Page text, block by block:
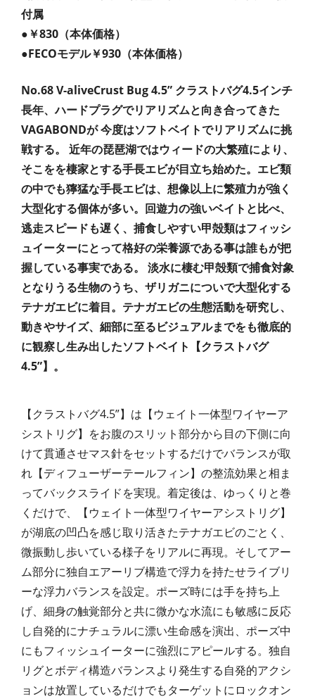
付属
●￥830（本体価格）
●FECOモデル￥930（本体価格）
No.68 V-aliveCrust Bug 4.5” クラストバグ4.5インチ
長年、ハードプラグでリアリズムと向き合ってきた
VAGABONDが 今度はソフトベイトでリアリズムに挑
戦する。
近年の琵琶湖ではウィードの大繁殖により、
そこをを棲家とする手長エビが目立ち始めた。エビ類
の中でも獰猛な手長エビは、想像以上に繁殖力が強く
大型化する個体が多い。回遊力の強いベイトと比べ、
逃走スピードも遅く、捕食しやすい甲殻類はフィッシ
ュイーターにとって格好の栄養源である事は誰もが把
握している事実である。 淡水に棲む甲殻類で捕食対象
となりうる生物のうち、ザリガニについで大型化する
テナガエビに着目。テナガエビの生態活動を研究し、
動きやサイズ、細部に至るビジュアルまでをも徹底的
に観察し生み出したソフトベイト【クラストバグ
4.5”】。
【クラストバグ4.5”】は【ウェイト一体型ワイヤーア
シストリグ】をお腹のスリット部分から目の下側に向
けて貫通させマス針をセットするだけでバランスが取
れ【ディフューザーテールフィン】の整流効果と相ま
ってバックスライドを実現。着定後は、ゆっくりと巻
くだけで、【ウェイト一体型ワイヤーアシストリグ】
が湖底の凹凸を感じ取り活きたテナガエビのごとく、
微振動し歩いている様子をリアルに再現。そしてアー
ム部分に独自エアーリブ構造で浮力を持たせライブリ
ーな浮力バランスを設定。ポーズ時には手を持ち上
げ、細身の触覚部分と共に微かな水流にも敏感に反応
し自発的にナチュラルに漂い生命感を演出、ポーズ中
にもフィッシュイーターに強烈にアピールする。独自
リグとボディ構造バランスより発生する自発的アクシ
ョンは放置しているだけでもターゲットにロックオン